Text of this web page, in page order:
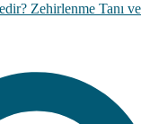
Zehirlenme Tanı